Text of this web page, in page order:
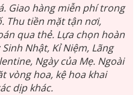
Giao hàng miễn phí trong
Thu tiền mặt tận nơi,
qua thẻ. Lựa chọn hoàn
Nhật, Kỉ Niệm, Lãng
Ngày của Mẹ. Ngoài
vòng hoa, kệ hoa khai
dịp khác.